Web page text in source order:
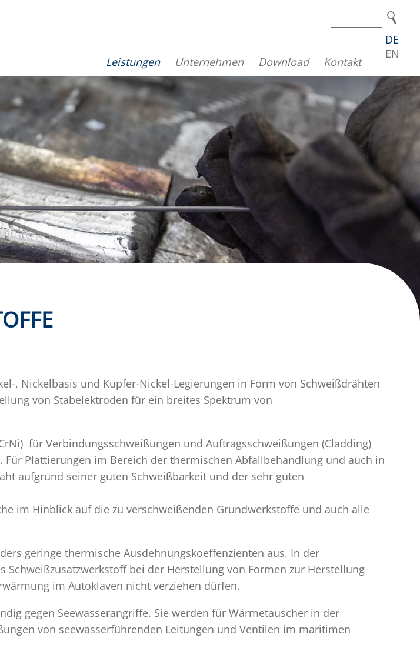
Leistungen Unternehmen Download Kontakt
DE
EN
, Nickelbasis und Kupfer-Nickel-Legierungen in Form von Schweißdrähten
von Stabelektroden für ein breites Spektrum von
für Verbindungsschweißungen und Auftragsschweißungen (Cladding)
Plattierungen im Bereich der thermischen Abfallbehandlung und auch in
aufgrund seiner guten Schweißbarkeit und der sehr guten
im Hinblick auf die zu verschweißenden Grundwerkstoffe und auch alle
geringe thermische Ausdehnungskoeffenzienten aus. In der
bei der Herstellung von Formen zur Herstellung
im Autoklaven nicht verziehen dürfen.
gegen Seewasserangriffe. Sie werden für Wärmetauscher in der
von seewasserführenden Leitungen und Ventilen im maritimen